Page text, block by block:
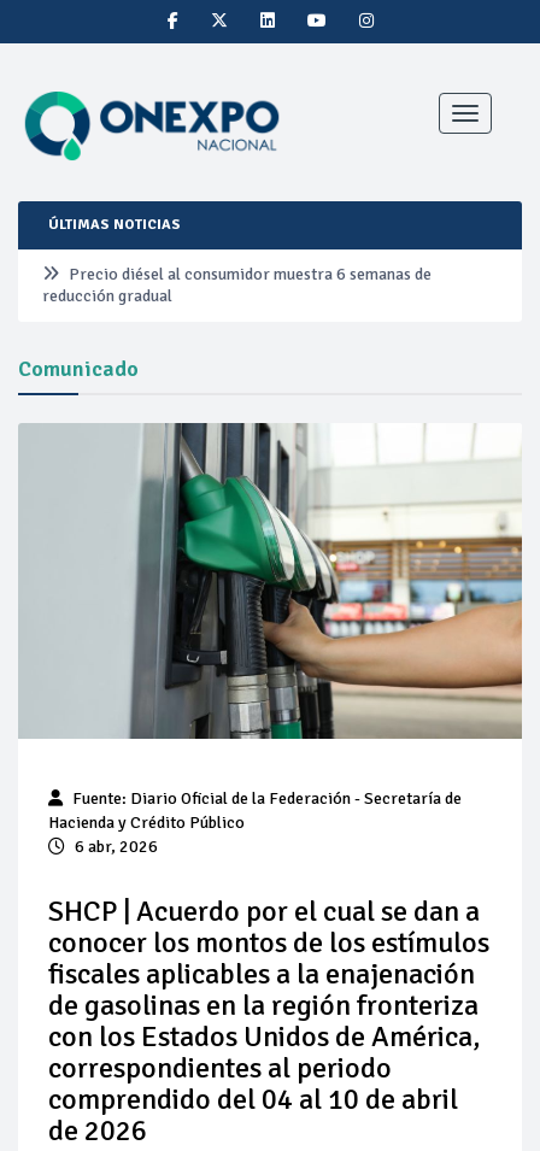
Toggle
ÚLTIMAS NOTICIAS
Precio diésel al consumidor muestra 6 semanas de
reducción gradual
Pemex ante la refinación clandestina
Petrobras duplica ganancias en segundo trimestre por
precios del petróleo y producción récord
Cautela en el mercado por conversaciones Irán-Omán
mantienen precios al alza
Pierde Pemex 71 millones de pesos al día por
"procesadoras" ilegales
Pacto dispara 83% ventas diésel Pemex
Incertidumbre regulatoria pone a prueba las inversiones de
las Estaciones de Servicio familiares
espera estabilización del mercado
Baja 5% más el precio internacional del crudo por posible
Petróleo continúa su descenso en el mercado internacional
Comunicado
Fuente: Diario Oficial de la Federación - Secretaría de
Hacienda y Crédito Público
6 abr, 2026
SHCP | Acuerdo por el cual se dan a
conocer los montos de los estímulos
fiscales aplicables a la enajenación
de gasolinas en la región fronteriza
con los Estados Unidos de América,
correspondientes al periodo
comprendido del 04 al 10 de abril
de 2026